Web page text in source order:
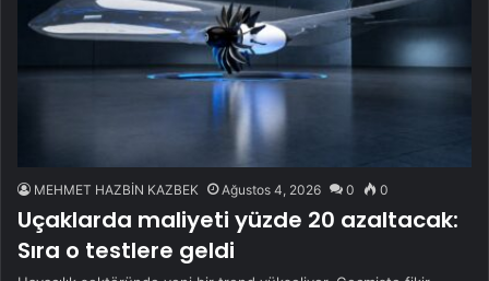
MEHMET HAZBİN KAZBEK Ağustos 4, 2026 0 0
Uçaklarda maliyeti yüzde 20 azaltacak:
Sıra o testlere geldi